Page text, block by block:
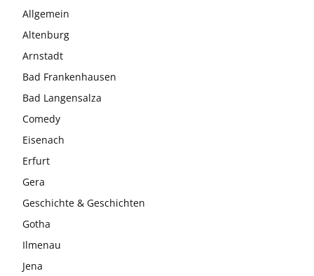
Allgemein
Altenburg
Arnstadt
Bad Frankenhausen
Bad Langensalza
Comedy
Eisenach
Erfurt
Gera
Geschichte & Geschichten
Gotha
Ilmenau
Jena